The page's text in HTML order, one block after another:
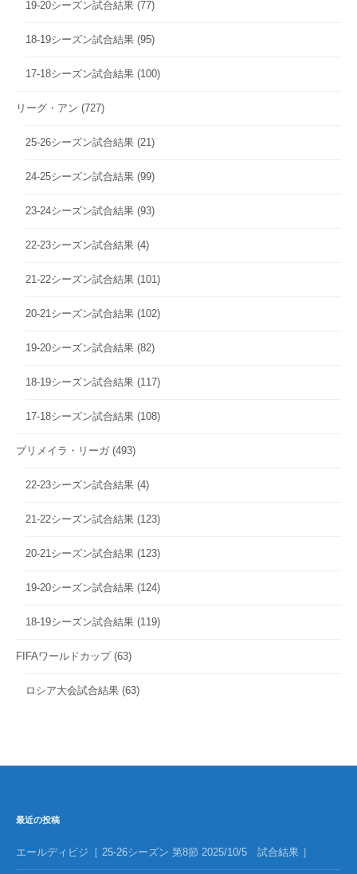
19-20シーズン試合結果 (77)
18-19シーズン試合結果 (95)
17-18シーズン試合結果 (100)
リーグ・アン (727)
25-26シーズン試合結果 (21)
24-25シーズン試合結果 (99)
23-24シーズン試合結果 (93)
22-23シーズン試合結果 (4)
21-22シーズン試合結果 (101)
20-21シーズン試合結果 (102)
19-20シーズン試合結果 (82)
18-19シーズン試合結果 (117)
17-18シーズン試合結果 (108)
プリメイラ・リーガ (493)
22-23シーズン試合結果 (4)
21-22シーズン試合結果 (123)
20-21シーズン試合結果 (123)
19-20シーズン試合結果 (124)
18-19シーズン試合結果 (119)
FIFAワールドカップ(63)
ロシア大会試合結果 (63)
最近の投稿
エールディビジ［ 25-26シーズン 第8節 2025/10/5 試合結果 ］